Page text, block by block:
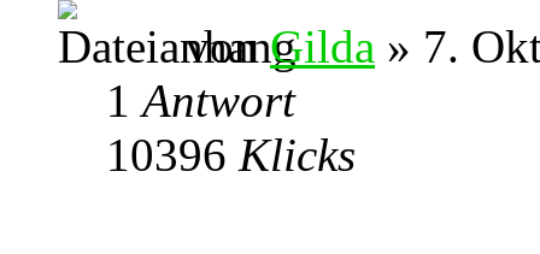
vonGilda » 7.
1Antwort
10396 Klicks